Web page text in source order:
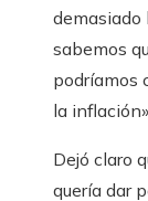
demasiado
sabemos
podríamos
la
Dejó claro
quería dar